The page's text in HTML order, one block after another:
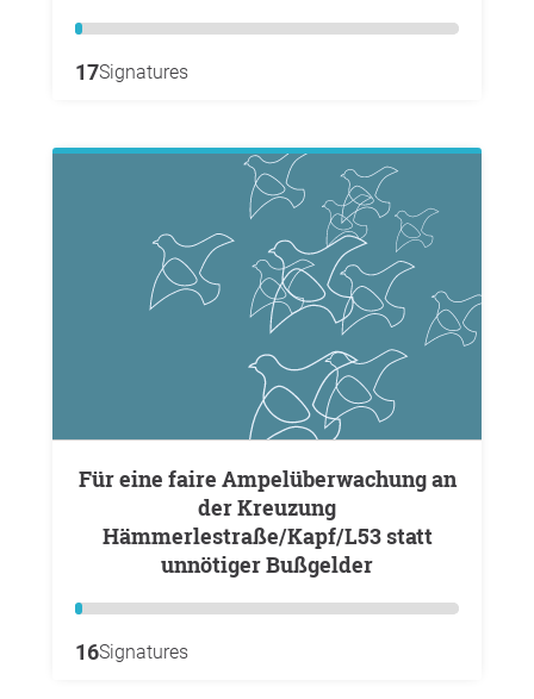
17Signatures
Für eine faire Ampelüberwachung an
der Kreuzung
Hämmerlestraße/Kapf/L53 statt
unnötiger Bußgelder
16Signatures